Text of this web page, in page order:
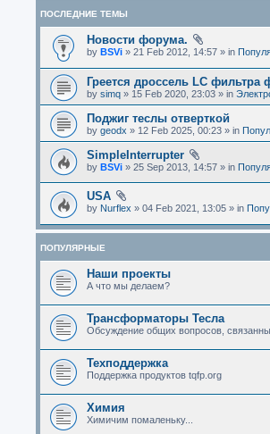
ПОСЛЕДНИЕ ТЕМЫ
Новости форума.
by BSVi » 21 Feb 2012, 14:57 » in
Греется дроссель LC фильтра
by simq » 15 Feb 2020, 23:03 » in
Поджиг теслы отверткой
by geodx » 12 Feb 2025, 00:23 » in
SimpleInterrupter
by BSVi » 25 Sep 2013, 14:57 » in
USA
by Nurflex » 04 Feb 2021, 13:05 » in
ПОПУЛЯРНЫЕ
Наши проекты
А что мы делаем?
Трансформаторы Тесла
Обсуждение общих вопросов,
Техподдержка
Поддержка продуктов tqfp.org
Химия
Химичим помаленьку...